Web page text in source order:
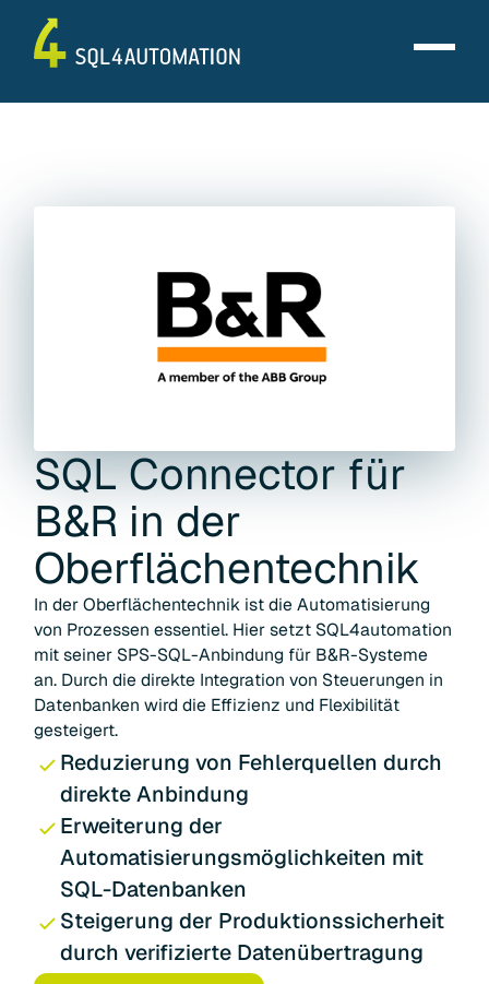
SQL Connector für
B&R in der
Oberflächentechnik
In der Oberflächentechnik ist die Automatisierung
von Prozessen essentiel. Hier setzt SQL4automation
mit seiner SPS-SQL-Anbindung für B&R-Systeme
an. Durch die direkte Integration von Steuerungen in
Datenbanken wird die Effizienz und Flexibilität
gesteigert.
Reduzierung von Fehlerquellen durch
direkte Anbindung
Erweiterung der
Automatisierungsmöglichkeiten mit
SQL-Datenbanken
Steigerung der Produktionssicherheit
durch verifizierte Datenübertragung